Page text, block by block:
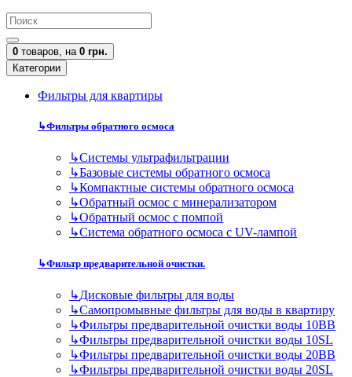
0 товаров, на 0 грн.
Категории
Фильтры для квартиры
↳Фильтры обратного осмоса
↳Cистемы ультрафильтрации
↳Базовые системы обратного осмоса
↳Компактные системы обратного осмоса
↳Обратный осмос с минерализатором
↳Обратный осмос с помпой
↳Система обратного осмоса с UV-лампой
↳Фильтр предварительной очистки.
↳Дисковые фильтры для воды
↳Самопромывные фильтры для воды в квартиру
↳Фильтры предварительной очистки воды 10BB
↳Фильтры предварительной очистки воды 10SL
↳Фильтры предварительной очистки воды 20BB
↳Фильтры предварительной очистки воды 20SL